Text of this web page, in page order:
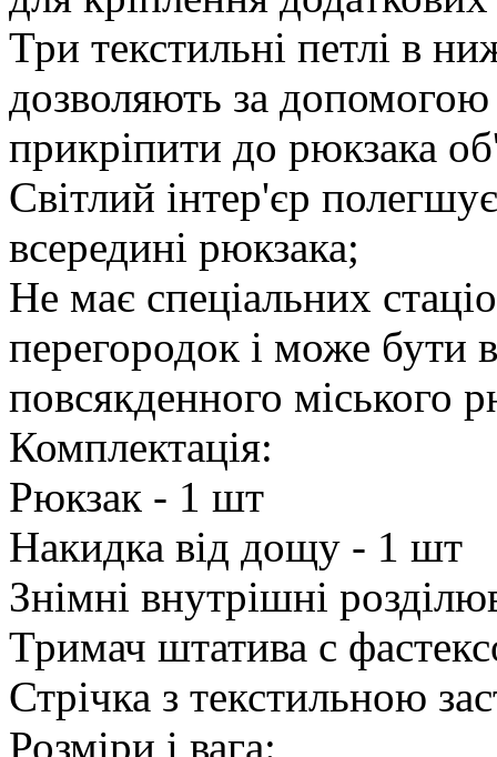
Три текстильні петлі в
дозволяють за
прикріпити до рюкзака
Світлий інтер'єр
всередині рюкзака;
Не має спеціальних
перегородок і може бути
повсякденного міського
Комплектація:
Рюкзак - 1 шт
Накидка від дощу - 1 шт
Знімні внутрішні
Тримач штатива с
Стрічка з текстильною
Розміри і вага: